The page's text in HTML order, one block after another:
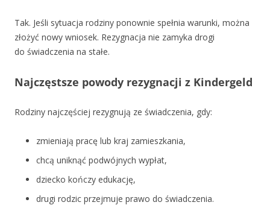
Tak. Jeśli sytuacja rodziny ponownie spełnia warunki, można
złożyć nowy wniosek. Rezygnacja nie zamyka drogi
do świadczenia na stałe.
Najczęstsze powody rezygnacji z Kindergeld
Rodziny najczęściej rezygnują ze świadczenia, gdy:
zmieniają pracę lub kraj zamieszkania,
chcą uniknąć podwójnych wypłat,
dziecko kończy edukację,
drugi rodzic przejmuje prawo do świadczenia.